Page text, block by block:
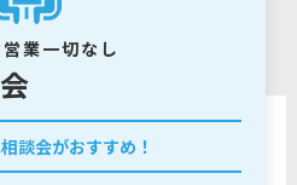
業一切なし
談会がおすすめ！